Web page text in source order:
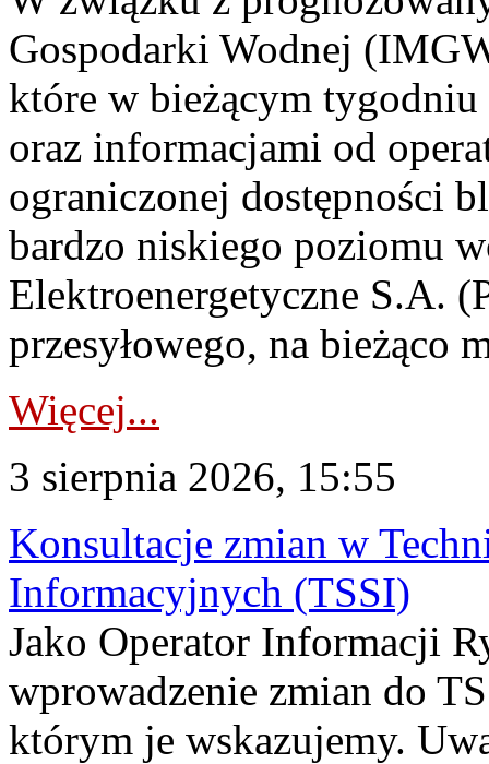
Gospodarki Wodnej
które w bieżącym tygodniu
oraz informacjami od
ograniczonej dostępności
bardzo niskiego poziomu
Elektroenergetyczne S.A.
przesyłowego, na bieżąco
Więcej...
3 sierpnia 2026, 15:55
Konsultacje zmian w
Informacyjnych (TSSI)
Jako Operator Informacji
wprowadzenie zmian do
którym je wskazujemy.